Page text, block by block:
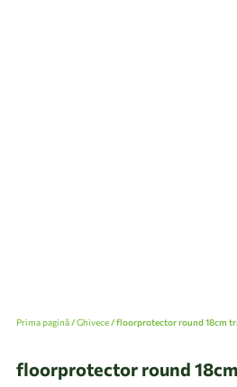
Prima pagină/Ghivece/ floorprotector round 18cm
floorprotector round